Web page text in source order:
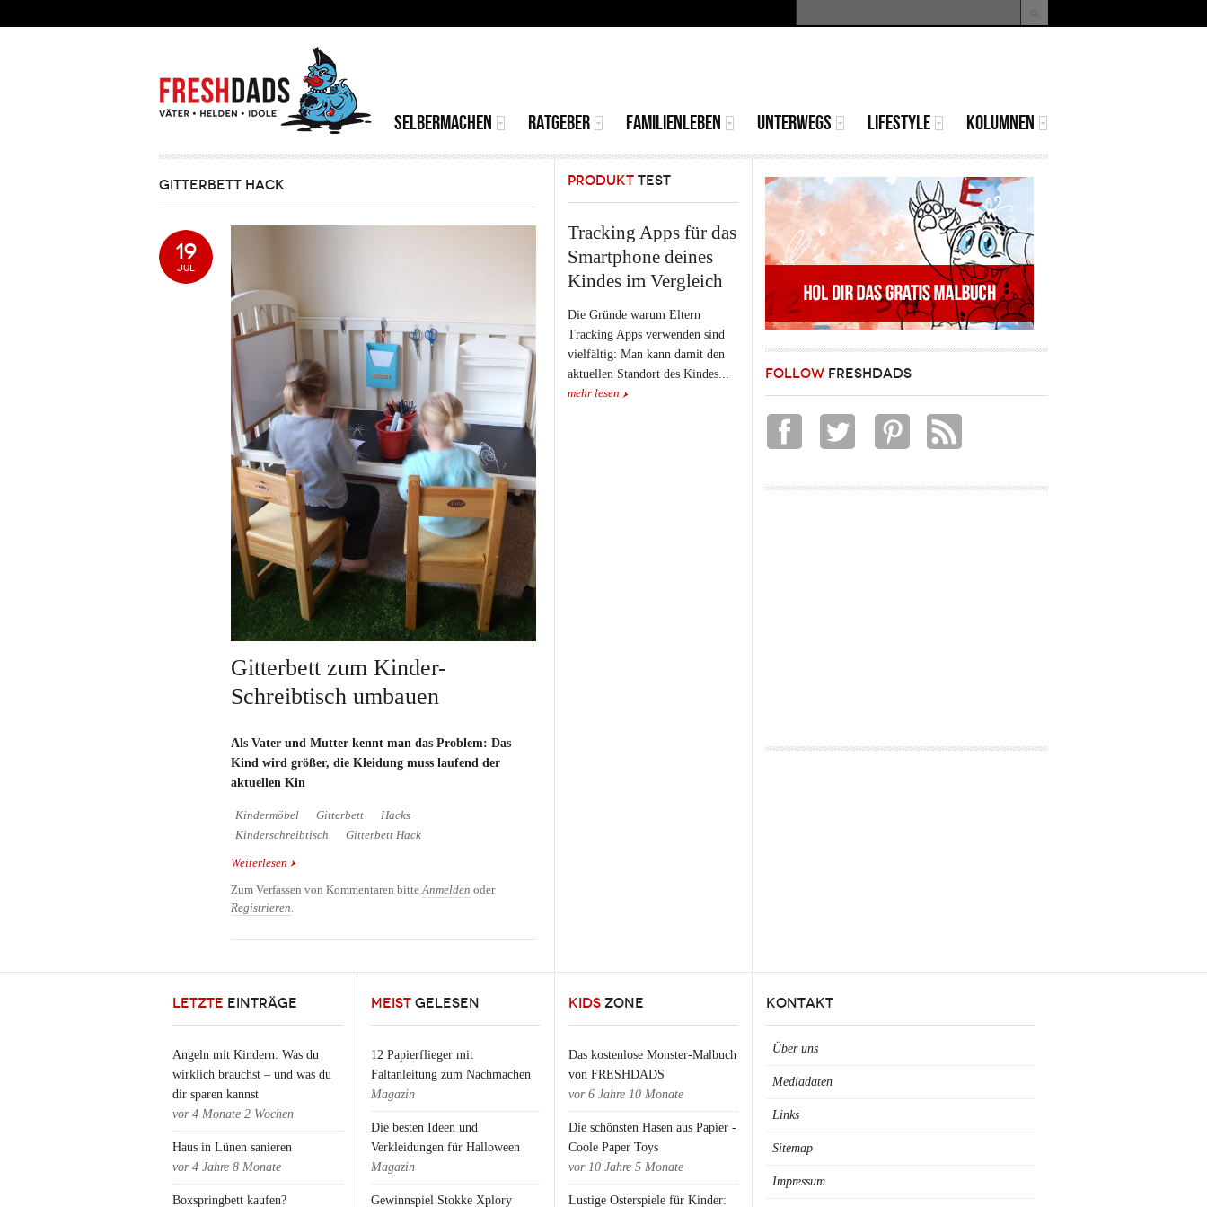
Suchformular
MAINMENU
SELBERMACHEN RATGEBER FAMILIENLEBEN UNTERWEGS LIFESTYLE KOLUMNEN
GITTERBETT HACK
Gitterbett zum Kinder-
Schreibtisch umbauen
19
JUL
Als Vater und Mutter kennt man das Problem: Das
Kind wird größer, die Kleidung muss laufend der
aktuellen Kin
Kindermöbel Gitterbett
Hacks
Kinderschreibtisch
Gitterbett Hack
Weiterlesen über Gitterbett zum Kinder-Schreibtisch umbauen
Zum Verfassen von Kommentaren bitte Anmelden oder
Registrieren
PRODUKT TEST
Tracking Apps für das
Smartphone deines
Kindes im Vergleich
Die Gründe warum Eltern
Tracking Apps verwenden sind
vielfältig: Man kann damit den
aktuellen Standort des Kindes...
mehr lesen
FOLLOW FRESHDADS
LETZTE EINTRÄGE
Angeln mit Kindern: Was du
wirklich brauchst – und was du
dir sparen kannst
vor 4 Monate 2 Wochen
Haus in Lünen sanieren
vor 4 Jahre 8 Monate
Boxspringbett kaufen?
MEIST GELESEN
12 Papierflieger mit
Faltanleitung zum Nachmachen
Magazin
Die besten Ideen und
Verkleidungen für Halloween
Magazin
Gewinnspiel Stokke Xplory
KIDS ZONE
Das kostenlose Monster-Malbuch
von FRESHDADS
vor 6 Jahre 10 Monate
Die schönsten Hasen aus Papier -
Coole Paper Toys
vor 10 Jahre 5 Monate
Lustige Osterspiele für Kinder:
KONTAKT
Über uns
Mediadaten
Links
Sitemap
Impressum